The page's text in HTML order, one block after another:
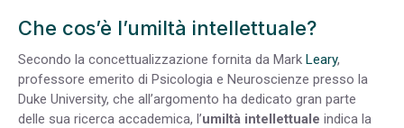
Che cos’è l’umiltà intellettuale?
Secondo la concettualizzazione fornita da Mark Leary,
professore emerito di Psicologia e Neuroscienze presso la
Duke University, che all’argomento ha dedicato gran parte
delle sua ricerca accademica, l’umiltà intellettuale indica la